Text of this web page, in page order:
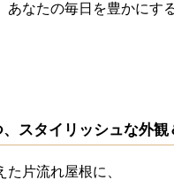
なたの毎日を豊かにす
スタイリッシュな外観
片流れ屋根に、